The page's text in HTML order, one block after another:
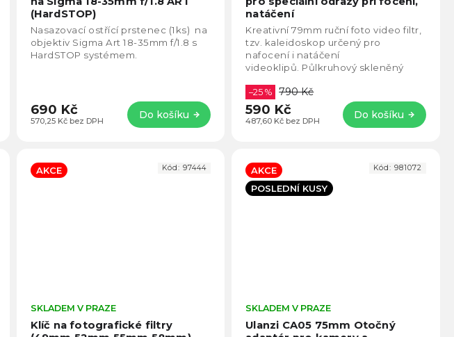
(HardSTOP)
hvězdiček.
570,25 Kč bez DPH
690 Kč Do košíku
Nasazovací ostřící prstenec (1ks) na
objektiv Sigma Art 18-35mm f/1.8 s
HardSTOP systémem.
natáčení
487,60 Kč bez DPH
–25 % 790 Kč
590 Kč Do košíku
Kreativní 79mm ruční foto video filtr,
tzv. kaleidoskop určený pro
nafocení i natáčení
videoklipů. Půlkruhový skleněný
efekt podobný snu,...
Průměrné
hodnocení
AKCE
Klíč na fotografické filtry
Průměrné
hodnocení
SKLADEM V PRAZE
Kód:97444
AKCE
POSLEDNÍ KUSY
Ulanzi CA05 75mm Otočný
SKLADEM V PRAZE
Kód: 981072